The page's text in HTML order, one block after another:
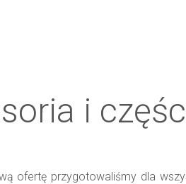
i
ofertę przygotowaliśmy dla